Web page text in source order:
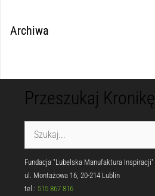
Archiwa
Przeszukaj Kronikę
Fundacja "Lubelska Manufaktura Inspiracji"
ul. Montażowa 16, 20-214 Lublin
tel.: 515 867 816